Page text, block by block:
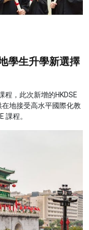
學生升學新選擇
程，此次新增的HKDSE
地接受高水平國際化教
課程。